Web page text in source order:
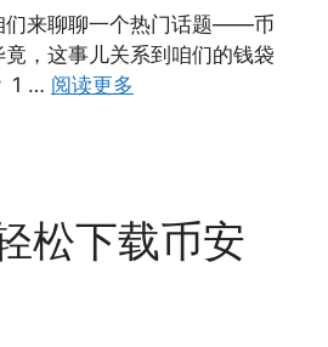
们来聊聊一个热门话题——币
，这事儿关系到咱们的钱袋
1 … 阅读更多
松下载币安